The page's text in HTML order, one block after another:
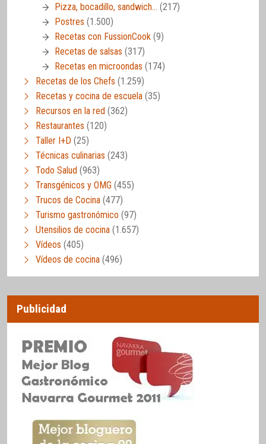
Pizza, bocadillo, sandwich… (217)
Postres (1.500)
Recetas con FussionCook (9)
Recetas de salsas (317)
Recetas en microondas (174)
Recetas de los Chefs (1.259)
Recetas y cocina de escuela (35)
Recursos en la red (362)
Restaurantes (120)
Taller I+D (25)
Técnicas culinarias (243)
Todo Salud (963)
Transgénicos y OMG (455)
Trucos de Cocina (477)
Turismo gastronómico (97)
Utensilios de cocina (1.657)
Vídeos (405)
Vídeos de cocina (496)
Publicidad